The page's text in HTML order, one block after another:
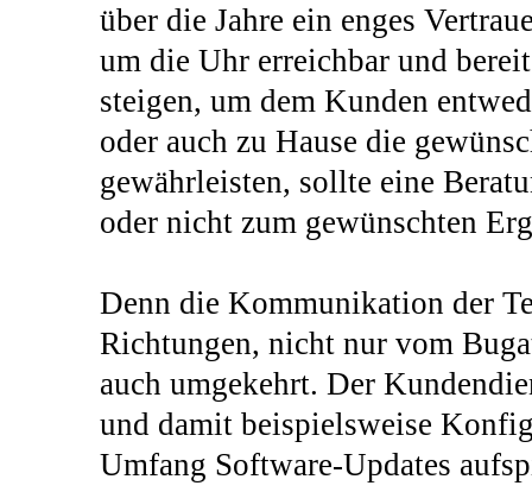
über die Jahre ein enges
um die Uhr erreichbar und
steigen, um dem Kunden
oder auch zu Hause die
gewährleisten, sollte eine
oder nicht zum gewünschten
Denn die Kommunikation der
Richtungen, nicht nur vom
auch umgekehrt. Der
und damit beispielsweise
Umfang Software-Updates